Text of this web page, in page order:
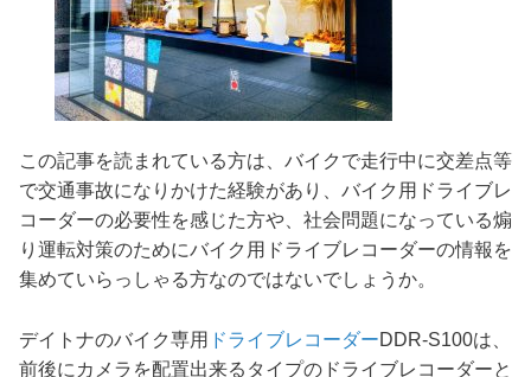
この記事を読まれている方は、バイクで走行中に交差点等
で交通事故になりかけた経験があり、バイク用ドライブレ
コーダーの必要性を感じた方や、社会問題になっている煽
り運転対策のためにバイク用ドライブレコーダーの情報を
集めていらっしゃる方なのではないでしょうか。
デイトナのバイク専用 ドライブレコーダーDDR-S100は、
前後にカメラを配置出来るタイプのドライブレコーダーと